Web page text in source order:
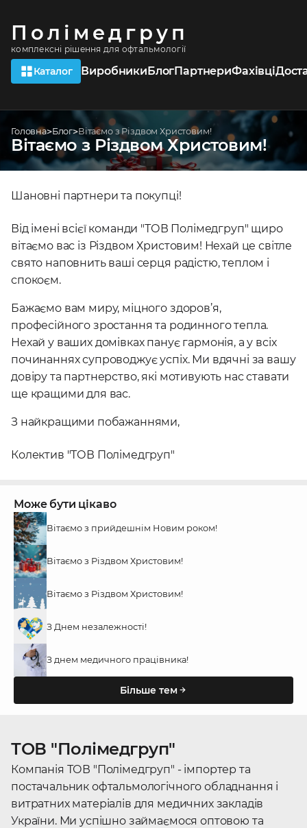
Полімедгруп
комплексні рішення для офтальмології
Каталог ВиробникиБлогПартнериФахівці
Головна Блог Вітаємо з Різдвом Христовим!
Вітаємо з Різдвом Христовим!
Шановні партнери та покупці!
Від імені всієї команди "ТОВ Полімедгруп" щиро
вітаємо вас із Різдвом Христовим! Нехай це світле
свято наповнить ваші серця радістю, теплом і
спокоєм.
Бажаємо вам миру, міцного здоров’я,
професійного зростання та родинного тепла.
Нехай у ваших домівках панує гармонія, а у всіх
починаннях супроводжує успіх. Ми вдячні за вашу
довіру та партнерство, які мотивують нас ставати
ще кращими для вас.
З найкращими побажаннями,
Колектив "ТОВ Полімедгруп"
Може бути цікаво
Вітаємо з прийдешнім Новим роком!
Вітаємо з Різдвом Христовим!
Вітаємо з Різдвом Христовим!
З Днем незалежності!
З днем медичного працівника!
Більше тем
ТОВ "Полімедгруп"
Компанія ТОВ "Полімедгруп" - імпортер та
постачальник офтальмологічного обладнання і
витратних матеріалів для медичних закладів
України. Ми успішно займаємося оптовою та